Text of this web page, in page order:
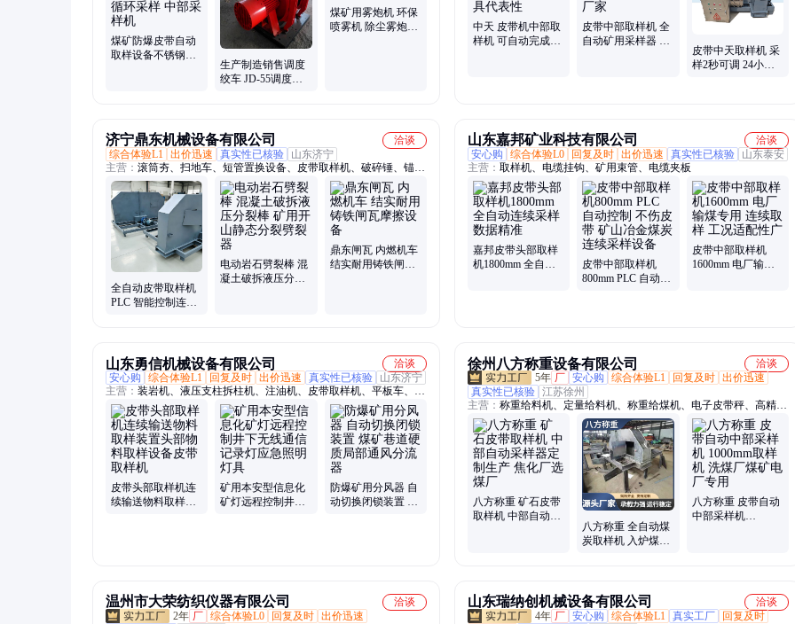
机、电液推杆、斜井防跑车装置、矿用平板车、氢气发生器、阀柱实
验台、电动卷扬机、燃气分析仪、空气发生器、机载临时支护装置、
掘进机临时支护、拆缸机
煤矿防爆皮带自动
取样设备不锈钢采
生产制造销售调度
绞车 JD-55调度绞
煤矿用雾炮机 环保
喷雾机 除尘雾炮机
中天 皮带机中部取
样机 可自动完成连
皮带中部取样机 全
自动矿用采样器 煤
皮带中天取样机 采
样2秒可调 24小时
济宁鼎东机械设备有限公司
洽谈
综合体验L1 出价迅速 真实性已核验
山东济宁
主营： 滚筒夯、扫地车、短管置换设备、皮带取样机、破碎锤、锚索
切割机、破冰机、液压剪、等离子切割机、劈裂机、岩石锯、板换夹
紧器、焊网机、顶管机、生物质燃烧机、喷砂机、激光除锈机、制氮
机、装载机扫路车、马路吹风机、铣挖机、污水处理设备、洗车机、
截桩机、轨道运输车
全自动皮带取样机
PLC 智能控制连续
电动岩石劈裂棒 混
凝土破拆液压分裂
鼎东闸瓦 内燃机车
结实耐用铸铁闸瓦
山东嘉邦矿业科技有限公司
洽谈
安心购
综合体验L0 回复及时 出价迅速 真实性已核验
山东泰安
主营： 取样机、电缆挂钩、矿用束管、电缆夹板
嘉邦皮带头部取样
机1800mm 全自动
皮带中部取样机
800mm PLC 自动控
皮带中部取样机
1600mm 电厂输煤
山东勇信机械设备有限公司
洽谈
安心购
综合体验L1 回复及时 出价迅速 真实性已核验
山东济宁
主营： 装岩机、液压支柱拆柱机、注油机、皮带取样机、平板车、犁
式卸料器、平板闸门、翻车机、输送装载机、锚杆调直机、矿车轮
对、电动卷扬机、冶金装载机、井下运输车、矿车清洗机、立柱拆柱
机、气动锚杆钻机、手持式钻机、油缸清洗机、矿用平板车、运输装
载机、矿用推遛器、防水密闭门、井下装卸设备、道岔防腐枕木
皮带头部取样机连
续输送物料取样装
矿用本安型信息化
矿灯远程控制井下
防爆矿用分风器 自
动切换闭锁装置 煤
徐州八方称重设备有限公司
洽谈
5年 厂 安心购 综合体验L1 回复及时 出价迅速
真实性已核验 江苏徐州
主营： 称重给料机、定量给料机、称重给煤机、电子皮带秤、高精度
皮带秤、皮带采样机、螺旋秤、失重秤、液压纠偏、断带抓捕器
八方称重 矿石皮带
取样机 中部自动采
八方称重 全自动煤
炭取样机 入炉煤皮
八方称重 皮带自动
中部采样机
温州市大荣纺织仪器有限公司
洽谈
2年 厂 综合体验L0 回复及时 出价迅速
山东瑞纳创机械设备有限公司
洽谈
4年 厂 安心购 综合体验L1 真实工厂
回复及时